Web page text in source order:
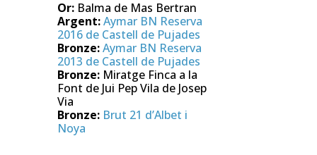
Or:Balma de Mas Bertran
Argent:Aymar BN Reserva
2016 de Castell de Pujades
Bronze:Aymar BN Reserva
2013 de Castell de Pujades
Bronze:Miratge Finca a la
Font de Jui Pep Vila de Josep
Via
Bronze: Brut 21 d’Albet i
Noya